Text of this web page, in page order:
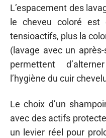
L’espacement des
le cheveu coloré est
tensioactifs, plus la
(lavage avec un
permettent
l’hygiène du cuir
Le choix d’un
avec des actifs
un levier réel pour